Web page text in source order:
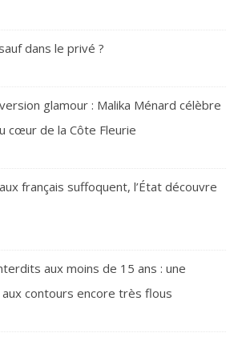
dans le privé ?
glamour : Malika Ménard célèbre
cœur de la Côte Fleurie
français suffoquent, l’État découvre
aux moins de 15 ans : une
contours encore très flous